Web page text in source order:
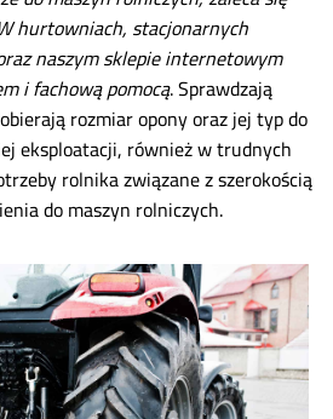
hurtowniach, stacjonarnych
naszym sklepie internetowym
i fachową pomocą. Sprawdzają
rozmiar opony oraz jej typ do
eksploatacji, również w trudnych
rolnika związane z szerokością
do maszyn rolniczych.